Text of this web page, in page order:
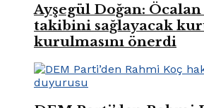
Ayşegül Doğan:
takibini sağlayacak
kurulmasını önerdi